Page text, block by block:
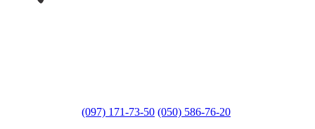
(097) 171-73-50 (050) 586-76-20